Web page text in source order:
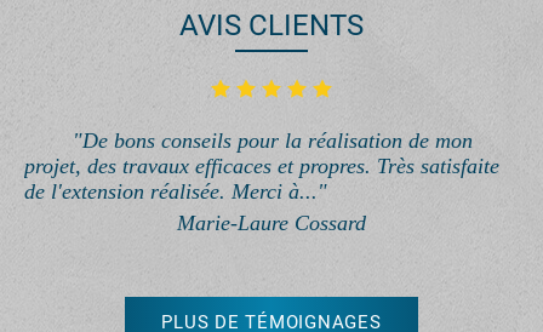
AVIS CLIENTS
"De bons conseils pour la réalisation de mon
projet, des travaux efficaces et propres. Très satisfaite
de l'extension réalisée. Merci à..."
Marie-Laure Cossard
PLUS DE TÉMOIGNAGES